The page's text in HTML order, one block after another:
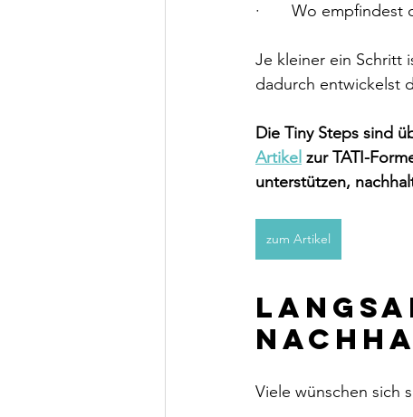
·       Wo
Je kleiner ein Schritt
dadurch entwickelst
Die Tiny Steps sind
Artikel zur TATI-
unterstützen,
zum Artikel
Viele wünschen sich